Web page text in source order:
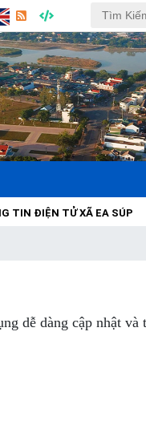
TỬ XÃ EA SÚP
dễ dàng cập nhật và